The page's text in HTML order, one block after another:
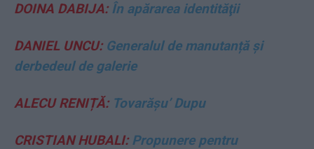
DOINA DABIJA:În apărarea identităţii
DANIEL UNCU:Generalul de manutanță și
derbedeul de galerie
ALECU RENIȚĂ:Tovarășu’ Dupu
CRISTIAN HUBALI:Propunere pentru